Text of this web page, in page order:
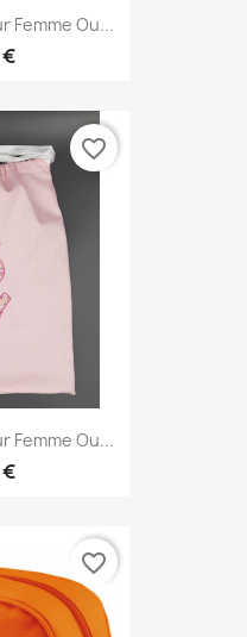
Femme Ou...
Femme Ou...
favorite_border
favorite_border